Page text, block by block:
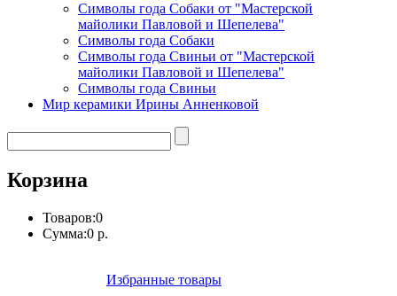
Символы года Собаки от "Мастерской
майолики Павловой и Шепелева"
Символы года Собаки
Символы года Свиньи от "Мастерской
майолики Павловой и Шепелева"
Символы года Свиньи
Мир керамики Ирины Анненковой
Корзина
Товаров:0
Сумма:0 р.
Избранные товары